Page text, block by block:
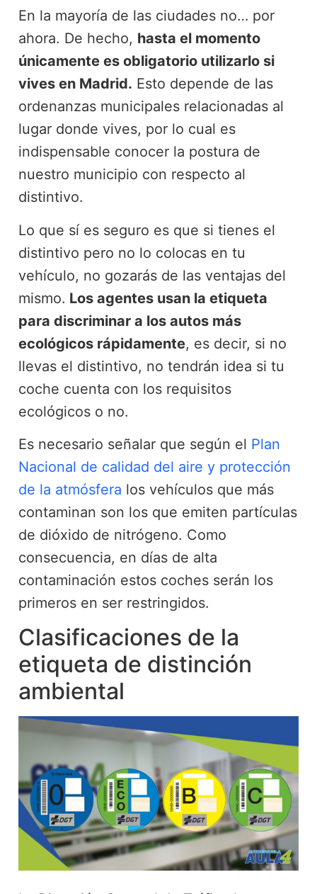
En la mayoría de las ciudades no… por
ahora. De hecho, hasta el momento
únicamente es obligatorio utilizarlo si
vives en Madrid. Esto depende de las
ordenanzas municipales relacionadas al
lugar donde vives, por lo cual es
indispensable conocer la postura de
nuestro municipio con respecto al
distintivo.
Lo que sí es seguro es que si tienes el
distintivo pero no lo colocas en tu
vehículo, no gozarás de las ventajas del
mismo. Los agentes usan la etiqueta
para discriminar a los autos más
ecológicos rápidamente, es decir, si no
llevas el distintivo, no tendrán idea si tu
coche cuenta con los requisitos
ecológicos o no.
Es necesario señalar que según el Plan
Nacional de calidad del aire y protección
de la atmósfera los vehículos que más
contaminan son los que emiten partículas
de dióxido de nitrógeno. Como
consecuencia, en días de alta
contaminación estos coches serán los
primeros en ser restringidos.
Clasificaciones de la
etiqueta de distinción
ambiental